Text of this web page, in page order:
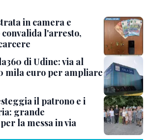
in camera e
l'arresto,
di Udine: via al
mila euro per ampliare
il patrono e i
grande
la messa in via